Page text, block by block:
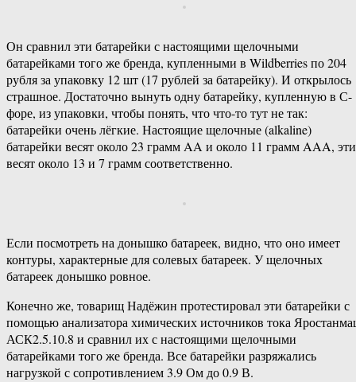
Он сравнил эти батарейки с настоящими щелочными
батарейками того же бренда, купленными в Wildberries по 204
рубля за упаковку 12 шт (17 рублей за батарейку). И открылось
страшное. Достаточно вынуть одну батарейку, купленную в С-
форе, из упаковки, чтобы понять, что что-то тут не так:
батарейки очень лёгкие. Настоящие щелочные (alkaline)
батарейки весят около 23 грамм AA и около 11 грамм AAA, эти
весят около 13 и 7 грамм соответственно.
Если посмотреть на донышко батареек, видно, что оно имеет
контуры, характерные для солевых батареек. У щелочных
батареек донышко ровное.
Конечно же, товарищ Надёжин протестировал эти батарейки с
помощью анализатора химических источников тока
АСК2.5.10.8 и сравнил их с настоящими щелочными
батарейками того же бренда. Все батарейки разряжались
нагрузкой с сопротивлением 3.9 Ом до 0.9 В.